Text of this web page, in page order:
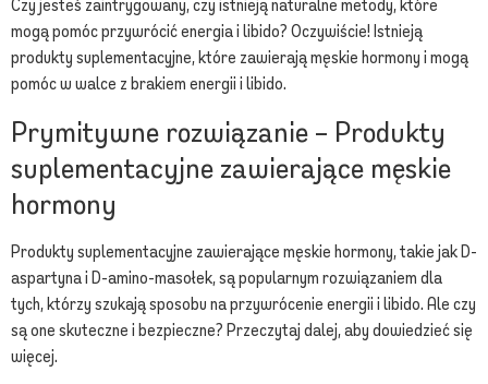
Czy jesteś zaintrygowany, czy istnieją naturalne metody, które
mogą pomóc przywrócić energia i libido? Oczywiście! Istnieją
produkty suplementacyjne, które zawierają męskie hormony i mogą
pomóc w walce z brakiem energii i libido.
Prymitywne rozwiązanie – Produkty
suplementacyjne zawierające męskie
hormony
Produkty suplementacyjne zawierające męskie hormony, takie jak D-
aspartyna i D-amino-masołek, są popularnym rozwiązaniem dla
tych, którzy szukają sposobu na przywrócenie energii i libido. Ale czy
są one skuteczne i bezpieczne? Przeczytaj dalej, aby dowiedzieć się
więcej.